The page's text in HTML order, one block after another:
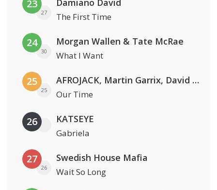
23
27
Damiano David
The First Time
24
30
Morgan Wallen & Tate McRae
What I Want
25
25
AFROJACK, Martin Garrix, David Guetta & Amél
Our Time
26 KATSEYE
Gabriela
27
26
Swedish House Mafia
Wait So Long